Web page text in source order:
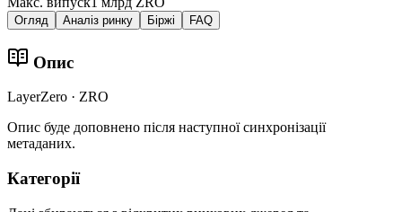
Огляд Аналіз ринку Біржі FAQ
Опис
LayerZero · ZRO
Опис буде доповнено після наступної синхронізації
метаданих.
Категорії